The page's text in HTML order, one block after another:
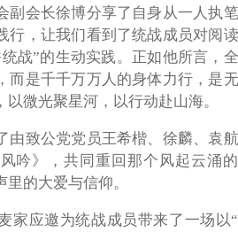
副会长徐博分享了自身从一人执
行，让我们看到了统战成员对阅
战”的生动实践。正如他所言，
而是千千万万人的身体力行，是
微光聚星河，以行动赴山海。
由致公党党员王希楷、徐麟、袁
吟》，共同重回那个风起云涌
的大爱与信仰。
家应邀为统战成员带来了一场以